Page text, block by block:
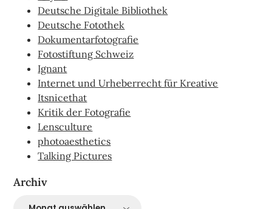
Deutsche Digitale Bibliothek
Deutsche Fotothek
Dokumentarfotografie
Fotostiftung Schweiz
Ignant
Internet und Urheberrecht für Kreative
Itsnicethat
Kritik der Fotografie
Lensculture
photoaesthetics
Talking Pictures
Archiv
Archiv